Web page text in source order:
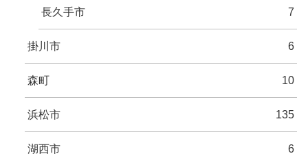
長久手市 7
掛川市 6
森町 10
浜松市 135
湖西市 6